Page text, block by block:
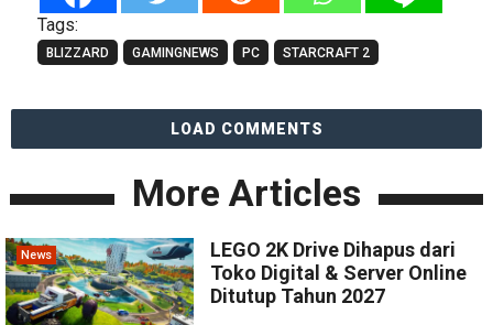
Tags:
BLIZZARD GAMINGNEWS PC STARCRAFT 2
LOAD COMMENTS
More Articles
News
LEGO 2K Drive Dihapus dari
Toko Digital & Server Online
Ditutup Tahun 2027